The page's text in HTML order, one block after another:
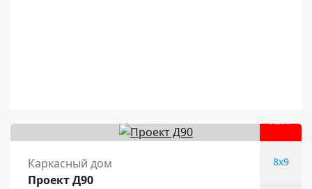
ХИТ
Каркасный дом
Проект Д90
8x9